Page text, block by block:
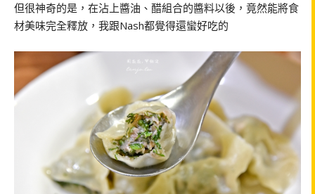
但很神奇的是，在沾上醬油、醋組合的醬料以後，竟然能將食
材美味完全釋放，我跟Nash都覺得還蠻好吃的